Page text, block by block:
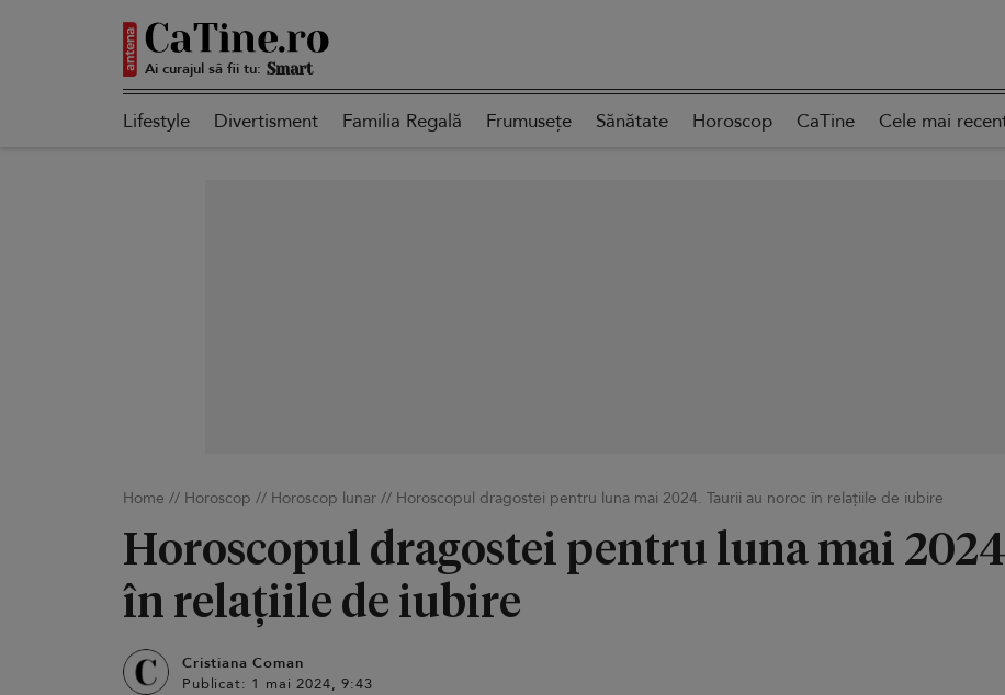
Ai curajul să fii tu: Autentică
Lifestyle Divertisment Familia Regală Frumusețe Sănătate Horoscop CaTine Cele mai
Home // Horoscop // Horoscop lunar // Horoscopul dragostei pentru luna mai 2024. Taurii au noroc în relațiile de iubire
Horoscopul dragostei pentru luna mai
în relațiile de iubire
Cristiana Coman
Publicat: 1 mai 2024, 9:43